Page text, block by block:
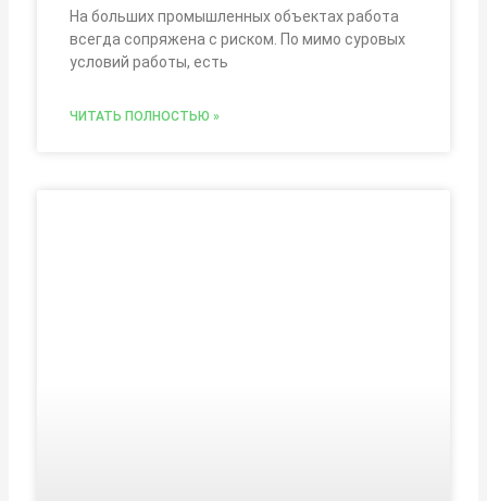
На больших промышленных объектах работа
всегда сопряжена с риском. По мимо суровых
условий работы, есть
ЧИТАТЬ ПОЛНОСТЬЮ »